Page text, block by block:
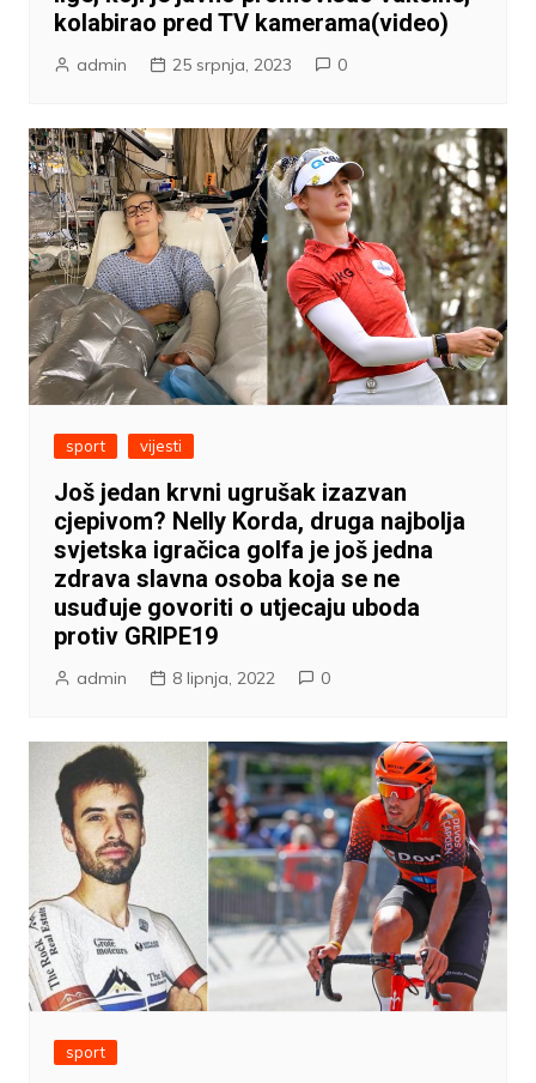
kolabirao pred TV kamerama(video)
admin 25 srpnja, 2023 0
sport vijesti
Još jedan krvni ugrušak izazvan
cjepivom? Nelly Korda, druga najbolja
svjetska igračica golfa je još jedna
zdrava slavna osoba koja se ne
usuđuje govoriti o utjecaju uboda
protiv GRIPE19
admin 8 lipnja, 2022 0
sport